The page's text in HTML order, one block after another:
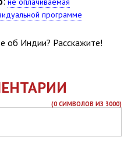
программе
об Индии? Расскажите!
(0СИМВОЛОВ ИЗ 3000)